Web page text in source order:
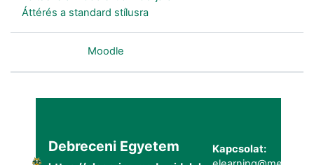
Áttérés a standard stílusra
Moodle
Debreceni Egyetem
Kapcsolat: